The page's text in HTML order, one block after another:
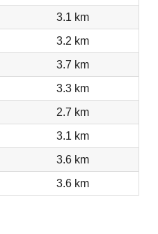
3.1 km
3.2 km
3.7 km
3.3 km
2.7 km
3.1 km
3.6 km
3.6 km